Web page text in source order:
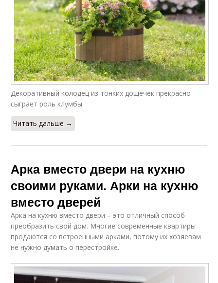
Декоративный колодец из тонких дощечек прекрасно
сыграет роль клумбы
Читать дальше →
Арка вместо двери на кухню
своими руками. Арки на кухню
вместо дверей
Арка на кухню вместо двери – это отличный способ
преобразить свой дом. Многие современные квартиры
продаются со встроенными арками, потому их хозяевам
не нужно думать о перестройке.